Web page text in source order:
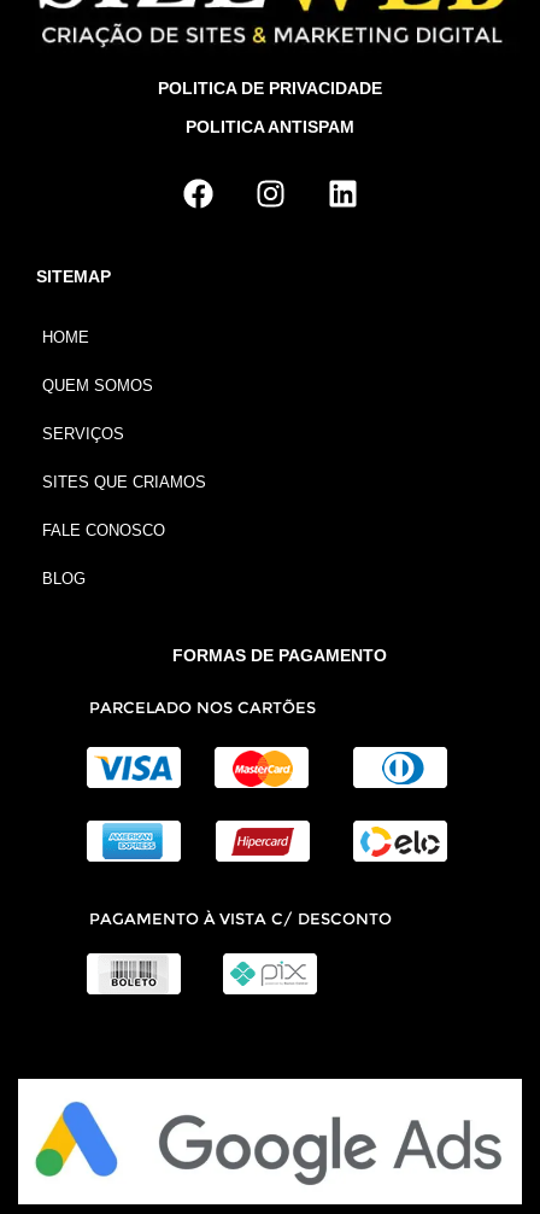
POLITICA DE PRIVACIDADE
POLITICA ANTISPAM
SITEMAP
HOME
QUEM SOMOS
SERVIÇOS
SITES QUE CRIAMOS
FALE CONOSCO
BLOG
FORMAS DE PAGAMENTO